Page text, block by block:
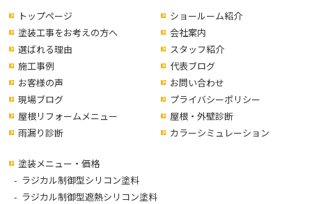
トップページ
塗装工事をお考えの方へ
選ばれる理由
ショールーム紹介
会社案内
スタッフ紹介
施工事例
お客様の声
現場ブログ
代表ブログ
お問い合わせ
プライバシーポリシー
屋根リフォームメニュー
雨漏り診断
屋根・外壁診断
カラーシミュレーション
塗装メニュー・価格
ラジカル制御型シリコン塗料
ラジカル制御型遮熱シリコン塗料